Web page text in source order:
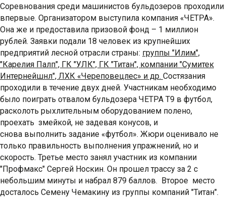
Соревнования среди машинистов бульдозеров проходили
впервые. Организатором выступила компания «ЧЕТРА».
Она же и предоставила призовой фонд – 1 миллион
рублей. Заявки подали 18 человек из крупнейших
предприятий лесной отрасли страны: группы "Илим",
"Карелия Палп", ГК "УЛК", ГК "Титан", компании "Сумитек
Интернейшнл", ЛХК «Череповецлес» и др. Состязания
проходили в течение двух дней. Участникам необходимо
было поиграть отвалом бульдозера ЧЕТРА Т9 в футбол,
расколоть рыхлительным оборудованием полено,
проехать змейкой, не задевая конусов, и
снова выполнить задание «футбол». Жюри оценивало не
только правильность выполнения упражнений, но и
скорость. Третье место занял участник из компании
"Профмакс" Сергей Носкин. Он прошел трассу за 2 с
небольшим минуты и набрал 879 баллов. Второе место
досталось Семену Чемакину из группы компаний "Титан".